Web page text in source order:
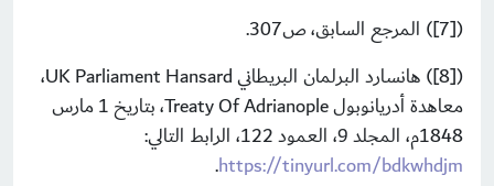
([7]) المرجع السابق، ص307.
([8]) هانسارد البرلمان البريطاني UK Parliament Hansard،
معاهدة أدريانوبول Treaty Of Adrianople، بتاريخ 1 مارس
1848م، المجلد 9، العمود 122، الرابط التالي:
https://tinyurl.com/bdkwhdjm
.